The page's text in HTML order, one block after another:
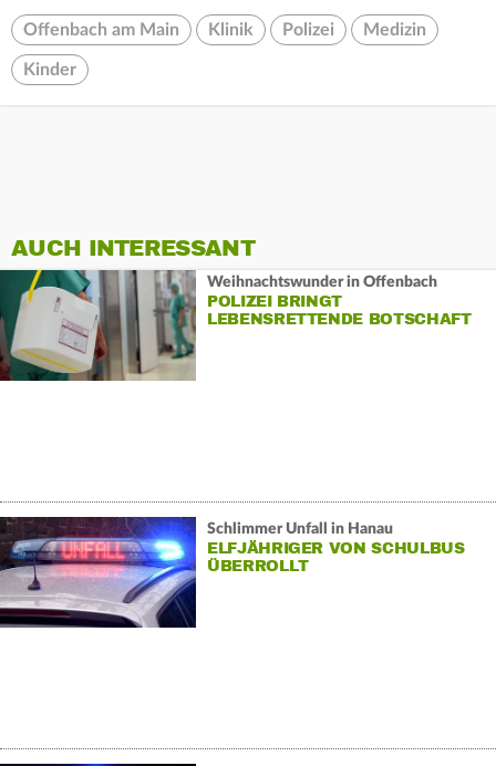
Offenbach am Main Klinik Polizei Medizin
Kinder
AUCH INTERESSANT
Weihnachtswunder in Offenbach
POLIZEI BRINGT
LEBENSRETTENDE BOTSCHAFT
Schlimmer Unfall in Hanau
ELFJÄHRIGER VON SCHULBUS
ÜBERROLLT